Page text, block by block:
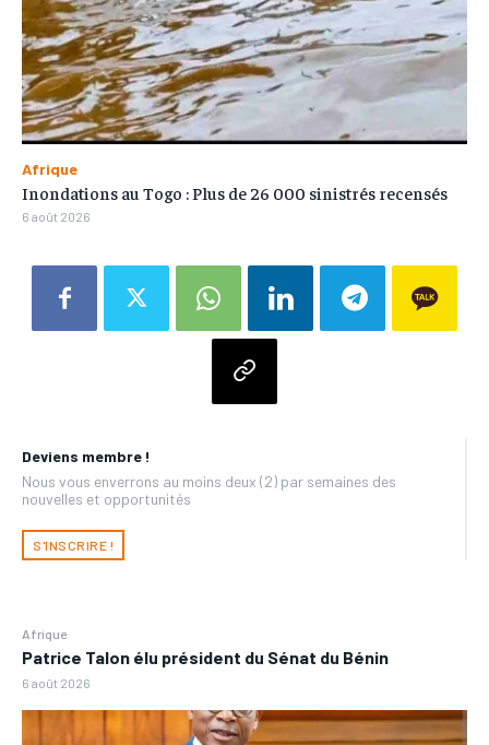
Deviens membre !
Nous vous enverrons au moins deux (2) par semaines des
nouvelles et opportunités
S'INSCRIRE !
Afrique
Patrice Talon élu président du Sénat du Bénin
6 août 2026
Afrique
Inondations au Togo : Plus de 26 000 sinistrés recensés
6 août 2026